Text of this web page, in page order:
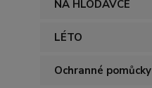
NA HLODAVCE
LÉTO
Ochranné pomůcky